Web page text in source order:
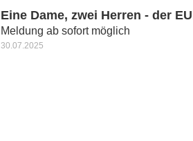
Eine Dame, zwei Herren - der
Meldung ab sofort möglich
30.07.2025